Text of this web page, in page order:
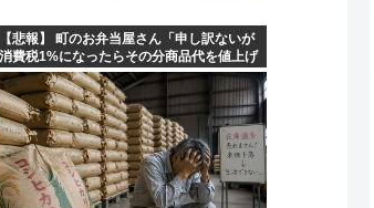
【悲報】 町のお弁当屋さん「申し訳ないが
消費税1%になったらその分商品代を値上げ
するわ」